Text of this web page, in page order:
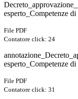
esperto_Competenze
File PDF
Contatore click: 24
esperto_Competenze di
File PDF
Contatore click: 31